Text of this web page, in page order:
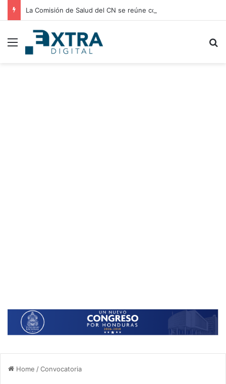
Menu
Home /Convocatoria